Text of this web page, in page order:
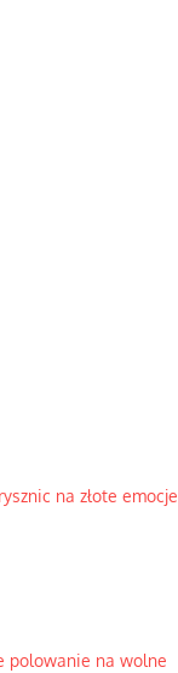
na złote emocje
polowanie na wolne